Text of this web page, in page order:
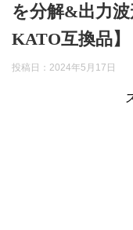
を分解&出力
KATO互換品】
投稿日： 2024年5月17日